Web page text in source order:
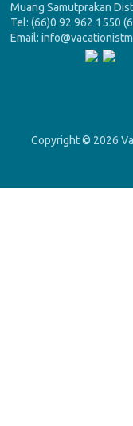
Muang Samutprakan
Tel: (66)0 92 962 1550
Email:
Copyright © 2026